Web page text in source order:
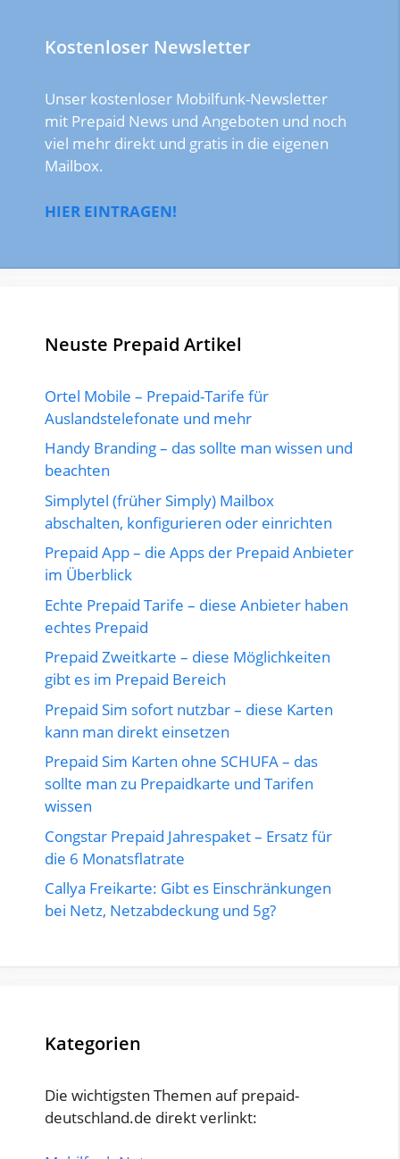
Kostenloser Newsletter
Unser kostenloser Mobilfunk-Newsletter
mit Prepaid News und Angeboten und noch
viel mehr direkt und gratis in die eigenen
Mailbox.
HIER EINTRAGEN!
Neuste Prepaid Artikel
Ortel Mobile – Prepaid-Tarife für
Auslandstelefonate und mehr
Handy Branding – das sollte man wissen und
beachten
Simplytel (früher Simply) Mailbox
abschalten, konfigurieren oder einrichten
Prepaid App – die Apps der Prepaid Anbieter
im Überblick
Echte Prepaid Tarife – diese Anbieter haben
echtes Prepaid
Prepaid Zweitkarte – diese Möglichkeiten
gibt es im Prepaid Bereich
Prepaid Sim sofort nutzbar – diese Karten
kann man direkt einsetzen
Prepaid Sim Karten ohne SCHUFA – das
sollte man zu Prepaidkarte und Tarifen
wissen
Congstar Prepaid Jahrespaket – Ersatz für
die 6 Monatsflatrate
Callya Freikarte: Gibt es Einschränkungen
bei Netz, Netzabdeckung und 5g?
Kategorien
Die wichtigsten Themen auf prepaid-
deutschland.de direkt verlinkt: